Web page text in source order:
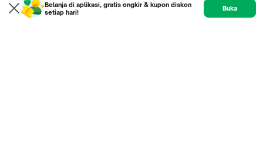
Belanja di aplikasi, gratis ongkir & kupon diskon
setiap hari!
Buka